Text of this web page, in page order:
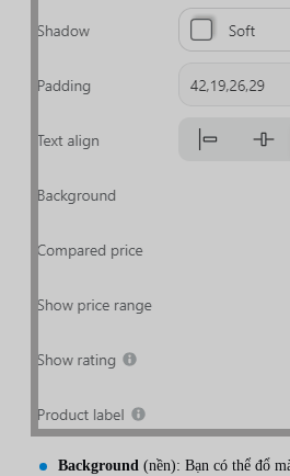
Background (nền): Bạn có thể đổ